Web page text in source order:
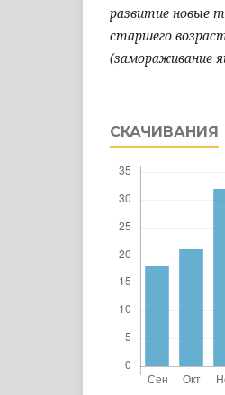
развитие новые
старшего
(замораживание
СКАЧИВАНИЯ